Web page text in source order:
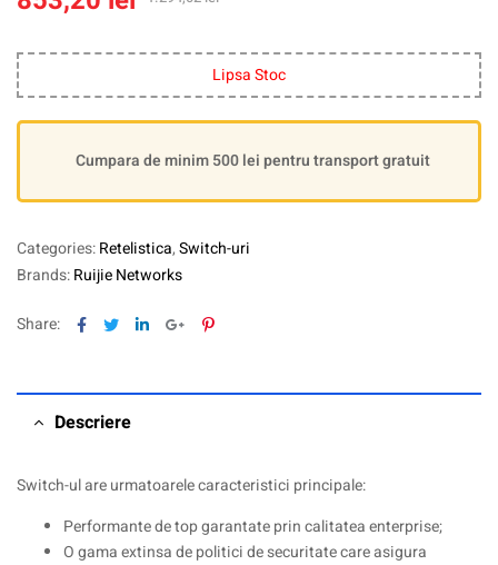
Lipsa Stoc
Cumpara de minim 500 lei pentru transport gratuit
Categories:Retelistica,Switch-uri
Brands:Ruijie Networks
Share: Facebook
TwitterLinkedinGoogle+Pinterest
Descriere
Switch-ul are urmatoarele caracteristici principale:
Performante de top garantate prin calitatea enterprise;
O gama extinsa de politici de securitate care asigura